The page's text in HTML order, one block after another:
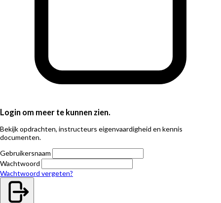
Login om meer te kunnen zien.
Bekijk opdrachten, instructeurs eigenvaardigheid en kennis
documenten.
Gebruikersnaam
Wachtwoord
Wachtwoord vergeten?